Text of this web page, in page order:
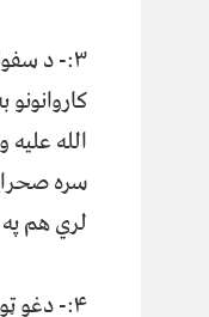
۳:- د
لري هم
۴:- دغو